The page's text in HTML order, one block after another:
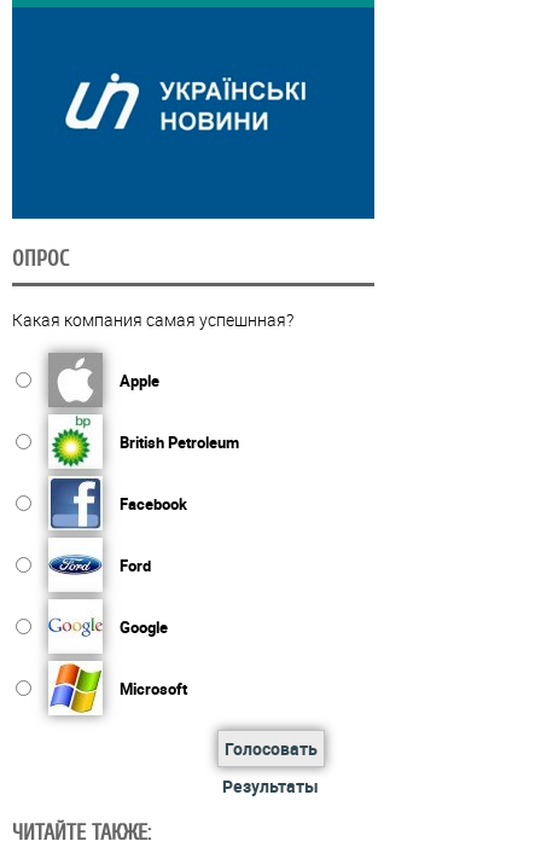
ОПРОС
Какая компания самая успешнная?
Apple
British Petroleum
Facebook
Ford
Google
Microsoft
Голосовать
Результаты
ЧИТАЙТЕ ТАКЖЕ: